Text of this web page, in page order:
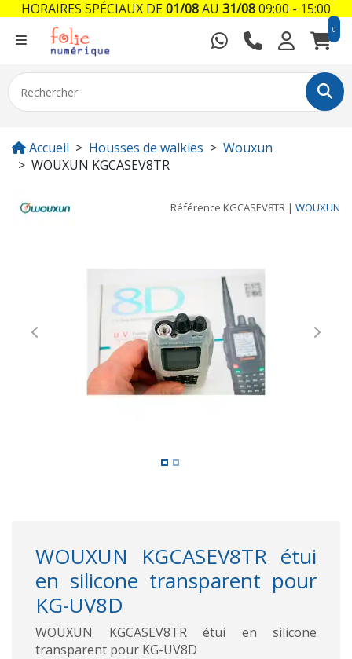
0
Accueil Housses de walkies
Wouxun
WOUXUN KGCASEV8TR
Référence KGCASEV8TR | WOUXUN
Previous Next
WOUXUN KGCASEV8TR étui
en silicone transparent pour
KG-UV8D
WOUXUN KGCASEV8TR étui en silicone
transparent pour KG-UV8D
HORAIRES SPÉCIAUX DE01/08AU 31/0809:00 - 15:00